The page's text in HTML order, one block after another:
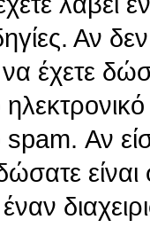
Αν
έχετε
Αν